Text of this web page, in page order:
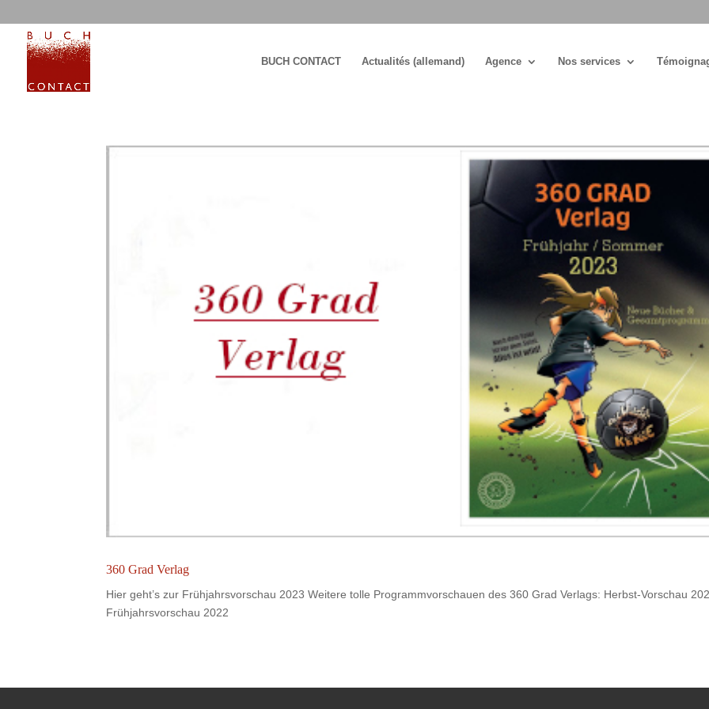
BUCH CONTACT Actualités (allemand) Agence Nos services
360 Grad Verlag
Hier geht’s zur Frühjahrsvorschau 2023 Weitere tolle Programmvorschauen des 360 Grad Verlags: Herbst-Vorschau
Frühjahrsvorschau 2022